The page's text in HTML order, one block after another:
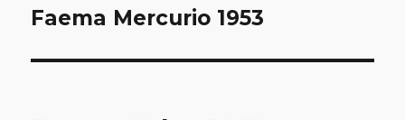
Article
Faema Mercurio 1953